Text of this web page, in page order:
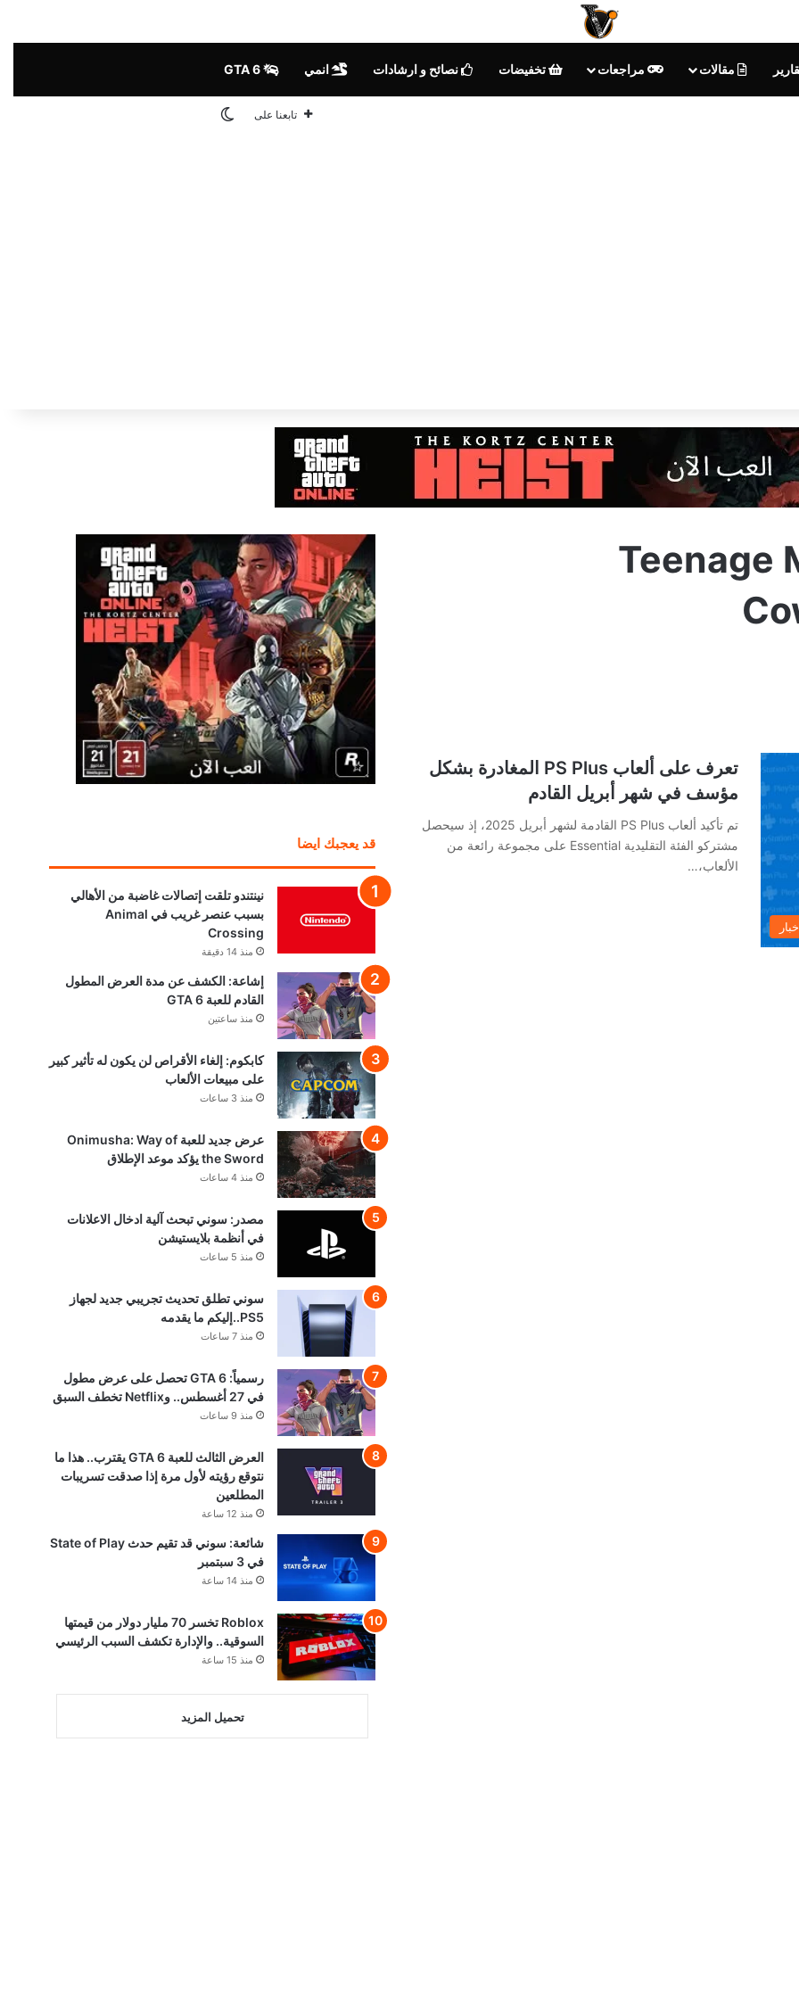
مقالات مراجعات تخفيضات نصائح و ارشادات انمي
تابعنا على الوضع المظلم
Teenage
تعرف على ألعاب PS Plus المغادرة بشكل
مؤسف في شهر أبريل القادم
تم تأكيد ألعاب PS Plus القادمة لشهر أبريل 2025، إذ سيحصل
مشتركو الفئة التقليدية Essential على مجموعة رائعة من
الألعاب،…
قد يعجبك ايضا
نينتندو تلقت إتصالات غاضبة من الأهالي
بسبب عنصر غريب في Animal
Crossing
منذ 14 دقيقة
إشاعة: الكشف عن مدة العرض المطول
القادم للعبة GTA 6
منذ ساعتين
كابكوم: إلغاء الأقراص لن يكون له تأثير كبير
على مبيعات الألعاب
منذ 3 ساعات
عرض جديد للعبة Onimusha: Way of
the Sword يؤكد موعد الإطلاق
منذ 4 ساعات
مصدر: سوني تبحث آلية ادخال الاعلانات
في أنظمة بلايستيشن
منذ 5 ساعات
سوني تطلق تحديث تجريبي جديد لجهاز
PS5..إليكم ما يقدمه
منذ 7 ساعات
رسمياً: GTA 6 تحصل على عرض مطول
في 27 أغسطس.. وNetflix تخطف السبق
منذ 9 ساعات
العرض الثالث للعبة GTA 6 يقترب.. هذا ما
نتوقع رؤيته لأول مرة إذا صدقت تسريبات
المطلعين
منذ 12 ساعة
شائعة: سوني قد تقيم حدث State of Play
في 3 سبتمبر
منذ 14 ساعة
Roblox تخسر 70 مليار دولار من قيمتها
السوقية.. والإدارة تكشف السبب الرئيسي
منذ 15 ساعة
تحميل المزيد